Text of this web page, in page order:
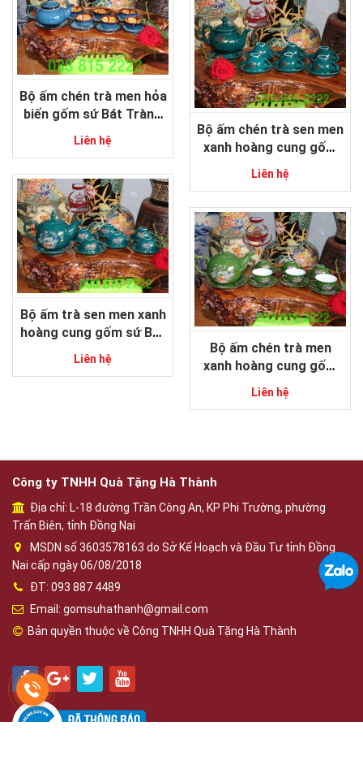
Bộ ấm chén trà men hỏa
biến gốm sứ Bát Tràng
Liên hệ
Bộ ấm chén trà sen men
xanh hoàng cung gốm
Liên hệ
Bộ ấm trà sen men xanh
hoàng cung gốm sứ Bát
Liên hệ
Bộ ấm chén trà men
xanh hoàng cung gốm
Liên hệ
Công ty TNHH Quà Tặng Hà Thành
Địa chỉ: L-18 đường Trần Công An, KP Phi Trường, phường
Trấn Biên, tỉnh Đồng Nai
MSDN số 3603578163 do Sở Kế Hoạch và Đầu Tư tỉnh Đồng
Nai cấp ngày 06/08/2018
ĐT: 093 887 4489
Email: gomsuhathanh@gmail.com
Bản quyền thuộc về Công TNHH Quà Tặng Hà Thành